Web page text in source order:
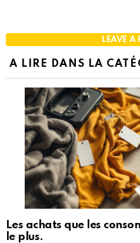
LEAVE A
A LIRE DANS LA
Les achats que les
le plus.